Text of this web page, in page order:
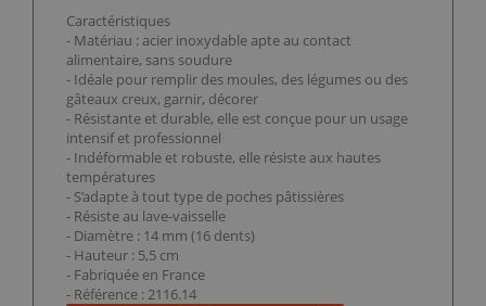
Caractéristiques
- Matériau : acier inoxydable apte au contact
alimentaire, sans soudure
- Idéale pour remplir des moules, des légumes ou des
gâteaux creux, garnir, décorer
- Résistante et durable, elle est conçue pour un usage
intensif et professionnel
- Indéformable et robuste, elle résiste aux hautes
températures
- S’adapte à tout type de poches pâtissières
- Résiste au lave-vaisselle
- Diamètre : 14 mm (16 dents)
- Hauteur : 5,5 cm
- Fabriquée en France
- Référence : 2116.14